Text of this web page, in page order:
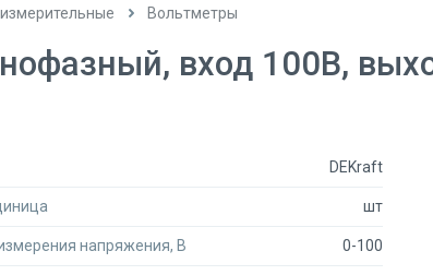
Вольтметры
вход 100В,
DEKraft
шт
напряжения, В 0-100